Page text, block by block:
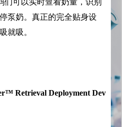
泵奶。真正的完全贴身设
就吸。
Retrieval Deployment Dev